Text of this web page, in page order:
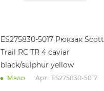
ES275830-5017 Рюкзак Scott
Trail RC TR 4 caviar
black/sulphur yellow
Мало Арт.: ES275830-5017